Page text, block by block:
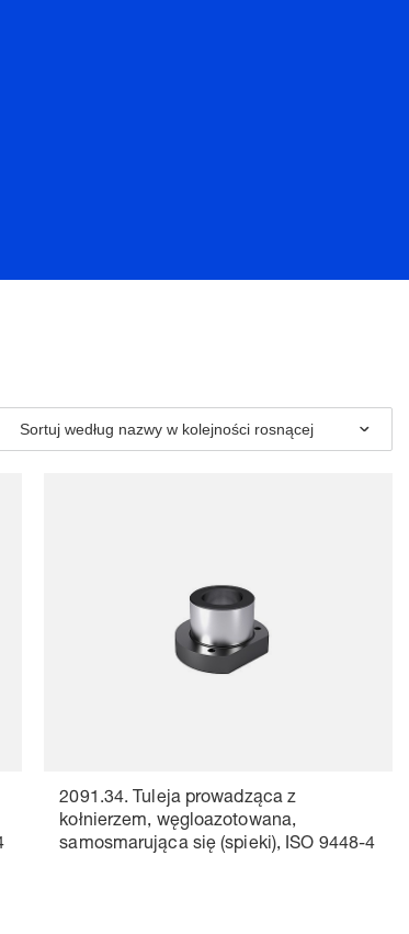
Sortuj według nazwy w kolejności rosnącej
2091.34. Tuleja prowadząca z
kołnierzem, węgloazotowana,
samosmarująca się (spieki), ISO 9448-4